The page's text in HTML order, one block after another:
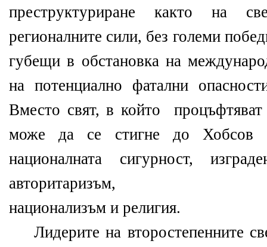
преструктуриране както на
регионалните сили, без големи
губещи в обстановка на
на потенциално фатални
Вместо свят, в който процъфтяват
може да се стигне до Хобсов
националната сигурност,
авторитаризъм,
национализъм и религия.
Лидерите на второстепенните